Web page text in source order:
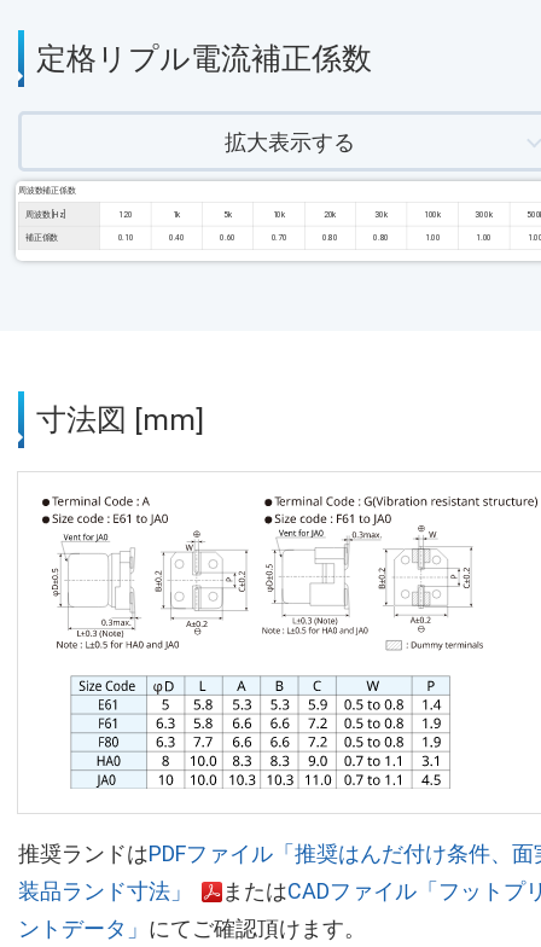
定格リプル電流補正係数
拡大表示する
周波数補正係数
周波数 [Hz] 120 1k 5k 10k 20k 30k 100k 300k
補正係数 0.10 0.40 0.60 0.70 0.80 0.80 1.00 1.00
寸法図 [mm]
推奨ランドはPDFファイル「推奨はんだ付け条件、面
装品ランド寸法」
またはCADファイル「フットプ
ントデータ」 にてご確認頂けます。